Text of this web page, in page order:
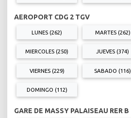
AEROPORT CDG 2 TGV
LUNES (262) MARTES (262)
MIERCOLES (250) JUEVES (374)
VIERNES (229) SABADO (116)
DOMINGO (112)
GARE DE MASSY PALAISEAU RER B